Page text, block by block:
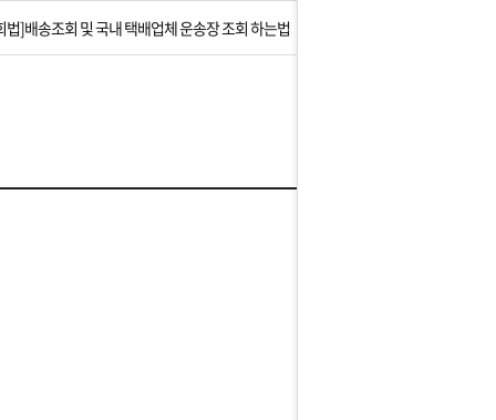
]배송조회 및 국내 택배업체 운송장 조회 하는법
상황을 대비해 꼭 입금후 고객센터 연락바랍니다.